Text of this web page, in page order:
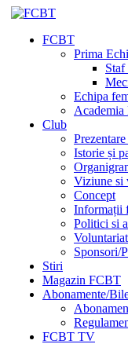
FCBT
Prima
Echipa
Club
Istorie și
Viziune si
Concept
Informații
Politici si
Voluntariat
Sponsori/
Stiri
Magazin FCBT
Abonamente/
FCBT TV